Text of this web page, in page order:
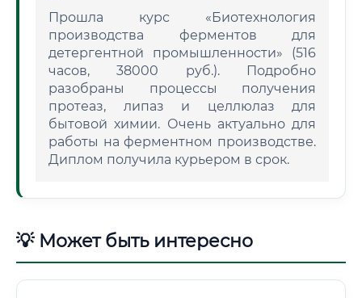
Прошла курс «Биотехнология
производства ферментов для
детергентной промышленности» (516
часов, 38000 руб.). Подробно
разобраны процессы получения
протеаз, липаз и целлюлаз для
бытовой химии. Очень актуально для
работы на ферментном производстве.
Диплом получила курьером в срок.
💡 Может быть интересно